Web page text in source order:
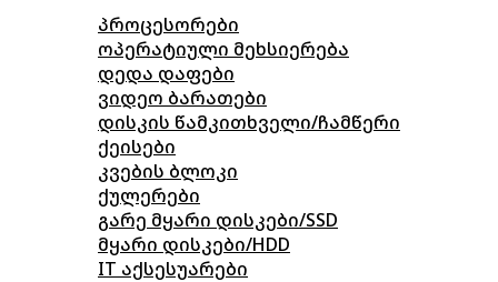
პროცესორები
ოპერატიული მეხსიერება
დედა დაფები
ვიდეო ბარათები
დისკის წამკითხველი/ჩამწერი
ქეისები
კვების ბლოკი
ქულერები
გარე მყარი დისკები/SSD
მყარი დისკები/HDD
IT აქსესუარები